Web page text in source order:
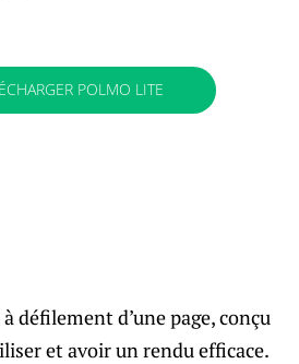
POLMO LITE
défilement d’une page, conçu
et avoir un rendu efficace.